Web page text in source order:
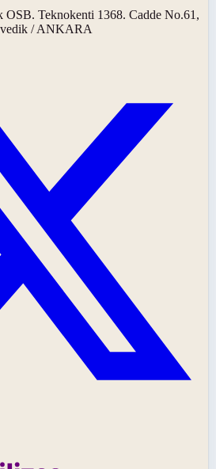
OSB. Teknokenti 1368. Cadde No.61,
/ ANKARA